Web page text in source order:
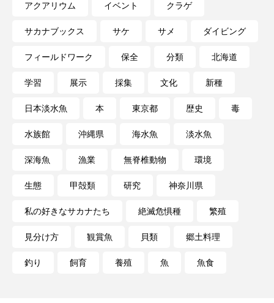
アクアリウム イベント クラゲ
サカナブックス サケ サメ ダイビング
フィールドワーク 保全 分類 北海道
学習 展示 採集 文化 新種
日本淡水魚 本 東京都 歴史 毒
水族館 沖縄県 海水魚 淡水魚
深海魚 漁業 無脊椎動物 環境
生態 甲殻類 研究 神奈川県
私の好きなサカナたち 絶滅危惧種 繁殖
見分け方 観賞魚 貝類 郷土料理
釣り 飼育 養殖 魚 魚食